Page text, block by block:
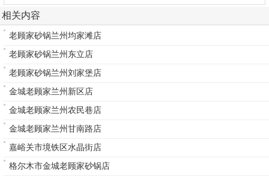
相关内容
老顾家砂锅兰州均家滩店
老顾家砂锅兰州东立店
老顾家砂锅兰州刘家堡店
金城老顾家兰州新区店
金城老顾家兰州农民巷店
金城老顾家兰州甘南路店
嘉峪关市境铁区水晶街店
格尔木市金城老顾家砂锅店